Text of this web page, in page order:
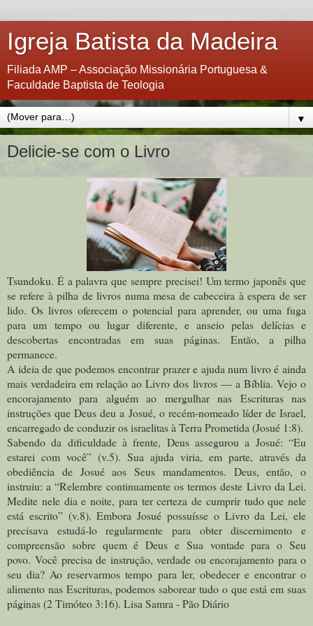
Igreja Batista da Madeira
Filiada AMP – Associação Missionária Portuguesa &
Faculdade Baptista de Teologia
▼
Delicie-se com o Livro
Tsundoku. É a palavra que sempre precisei! Um termo japonês que
se refere à pilha de livros numa mesa de cabeceira à espera de ser
lido. Os livros oferecem o potencial para aprender, ou uma fuga
para um tempo ou lugar diferente, e anseio pelas delícias e
descobertas encontradas em suas páginas. Então, a pilha
permanece.
A ideia de que podemos encontrar prazer e ajuda num livro é ainda
mais verdadeira em relação ao Livro dos livros — a Bíblia. Vejo o
encorajamento para alguém ao mergulhar nas Escrituras nas
instruções que Deus deu a Josué, o recém-nomeado líder de Israel,
encarregado de conduzir os israelitas à Terra Prometida (Josué 1:8).
Sabendo da dificuldade à frente, Deus assegurou a Josué: “Eu
estarei com você” (v.5). Sua ajuda viria, em parte, através da
obediência de Josué aos Seus mandamentos. Deus, então, o
instruiu: a “Relembre continuamente os termos deste Livro da Lei.
Medite nele dia e noite, para ter certeza de cumprir tudo que nele
está escrito” (v.8). Embora Josué possuísse o Livro da Lei, ele
precisava estudá-lo regularmente para obter discernimento e
compreensão sobre quem é Deus e Sua vontade para o Seu
povo.Você precisa de instrução, verdade ou encorajamento para o
seu dia? Ao reservarmos tempo para ler, obedecer e encontrar o
alimento nas Escrituras, podemos saborear tudo o que está em suas
páginas (2 Timóteo 3:16). Lisa Samra - Pão Diário